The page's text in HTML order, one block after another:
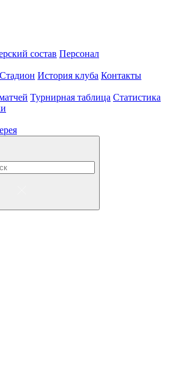
состав Персонал
Стадион История клуба Контакты
Турнирная таблица Статистика